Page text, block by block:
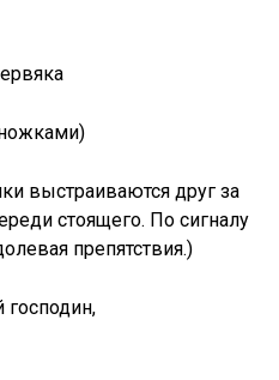
выстраиваются друг за
стоящего. По сигналу
препятствия.)